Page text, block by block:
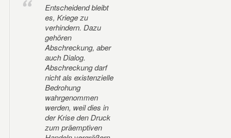
Entscheidend bleibt
es, Kriege zu
verhindern. Dazu
gehören
Abschreckung, aber
auch Dialog.
Abschreckung darf
nicht als existenzielle
Bedrohung
wahrgenommen
werden, weil dies in
der Krise den Druck
zum präemptiven